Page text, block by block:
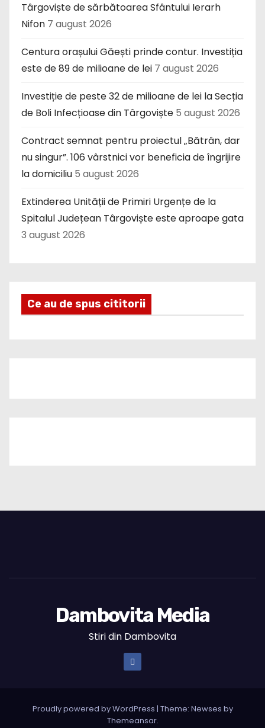
Târgoviște de sărbătoarea Sfântului Ierarh
Nifon 7 august 2026
Centura orașului Găești prinde contur. Investiția
este de 89 de milioane de lei 7 august 2026
Investiție de peste 32 de milioane de lei la Secția
de Boli Infecțioase din Târgoviște 5 august 2026
Contract semnat pentru proiectul „Bătrân, dar
nu singur”. 106 vârstnici vor beneficia de îngrijire
la domiciliu 5 august 2026
Extinderea Unității de Primiri Urgențe de la
Spitalul Județean Târgoviște este aproape gata
3 august 2026
Ce au de spus cititorii
Dambovita Media
Stiri din Dambovita
Proudly powered by WordPress | Theme: Newses by
Themeansar.